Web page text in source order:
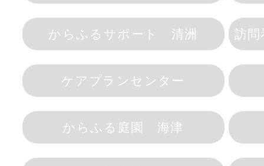
からふるサポート 清洲 訪
ケアプランセンター
からふる庭園 海津